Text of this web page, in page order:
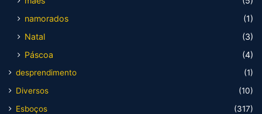
namorados
(1)
Natal
(3)
Páscoa
(4)
desprendimento
(1)
Diversos
(10)
Esboços
(317)